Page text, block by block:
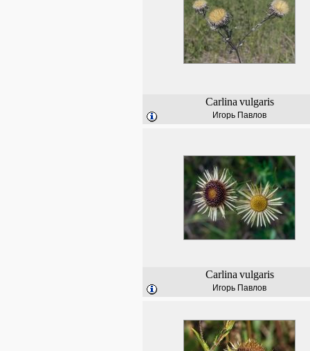
Carlina vulgaris
Игорь Павлов
Carlina vulgaris
Игорь Павлов